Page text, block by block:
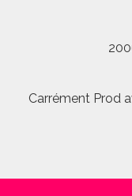
Carrément Prod